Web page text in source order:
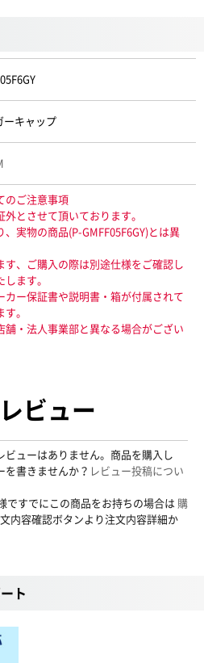
ーキャップ
のご注意事項
とさせて頂いております。
実物の商品(P-GMFF05F6GY)とは異
、ご購入の際は別途仕様をご確認し
ます。
ー保証書や説明書・箱が付属されて
。
・法人事業部と異なる場合がござい
ビュー
ビューはありません。商品を購入し
を書きませんか？ レビュー投稿につい
ですでにこの商品をお持ちの場合は 購
内容確認ボタンより注文内容詳細か
ト